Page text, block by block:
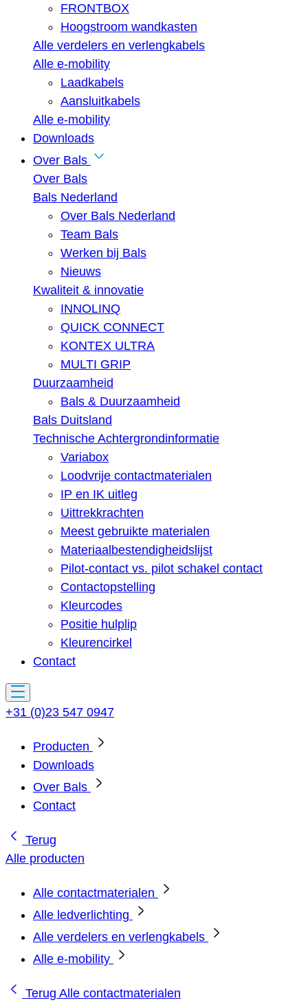
FRONTBOX
Hoogstroom wandkasten
Alle verdelers en verlengkabels
Alle e-mobility
Laadkabels
Aansluitkabels
Alle e-mobility
Downloads
Over Bals
Over Bals
Bals Nederland
Over Bals Nederland
Team Bals
Werken bij Bals
Nieuws
Kwaliteit & innovatie
INNOLINQ
QUICK CONNECT
KONTEX ULTRA
MULTI GRIP
Duurzaamheid
Bals & Duurzaamheid
Bals Duitsland
Technische Achtergrondinformatie
Variabox
Loodvrije contactmaterialen
IP en IK uitleg
Uittrekkrachten
Meest gebruikte materialen
Materiaalbestendigheidslijst
Pilot-contact vs. pilot schakel contact
Contactopstelling
Kleurcodes
Positie hulplip
Kleurencirkel
Contact
+31 (0)23 547 0947
Producten
Downloads
Over Bals
Contact
Terug
Alle producten
Alle contactmaterialen
Alle ledverlichting
Alle verdelers en verlengkabels
Alle e-mobility
Terug Alle contactmaterialen